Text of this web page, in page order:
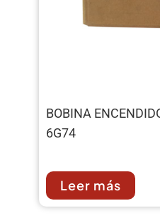
BOBINA
6G74
Leer más